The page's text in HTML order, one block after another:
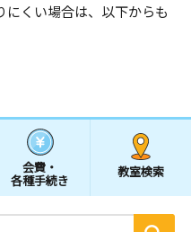
にくい場合は、以下からも
会費・
各種手続き
教室検索